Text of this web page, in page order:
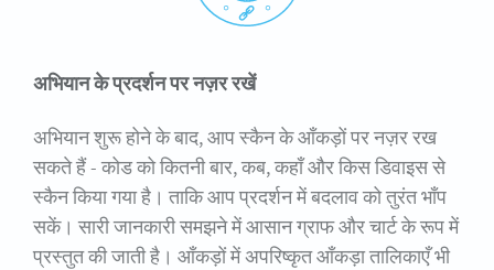
अभियान के प्रदर्शन पर नज़र रखें
अभियान शुरू होने के बाद, आप स्कैन के आँकड़ों पर नज़र रख
सकते हैं - कोड को कितनी बार, कब, कहाँ और किस डिवाइस से
स्कैन किया गया है। ताकि आप प्रदर्शन में बदलाव को तुरंत भाँप
सकें। सारी जानकारी समझने में आसान ग्राफ और चार्ट के रूप में
प्रस्तुत की जाती है। आँकड़ों में अपरिष्कृत आँकड़ा तालिकाएँ भी